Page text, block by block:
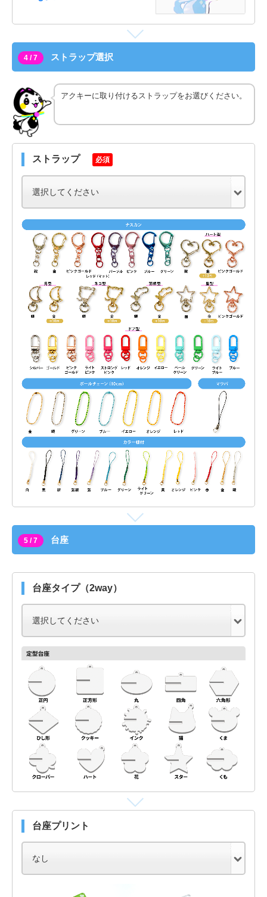
4 / 7 ストラップ選択
アクキーに取り付けるストラップをお選びください。
ストラップ 必須
5 / 7 台座
台座タイプ（2way）
台座プリント